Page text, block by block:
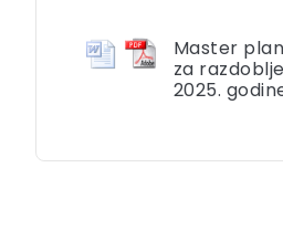
Master
za
2025.